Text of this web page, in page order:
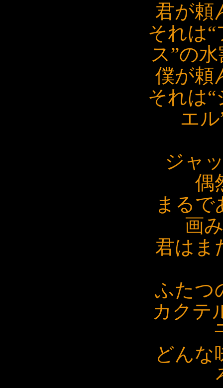
君が頼
それは
ス”の
僕が頼
それは
エ
ジャ
偶
まるで
画
君はま
ふたつ
カクテ
どんな